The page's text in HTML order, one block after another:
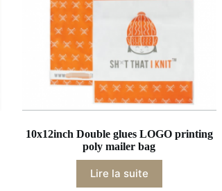
10x12inch Double glues LOGO printing
poly mailer bag
Lire la suite